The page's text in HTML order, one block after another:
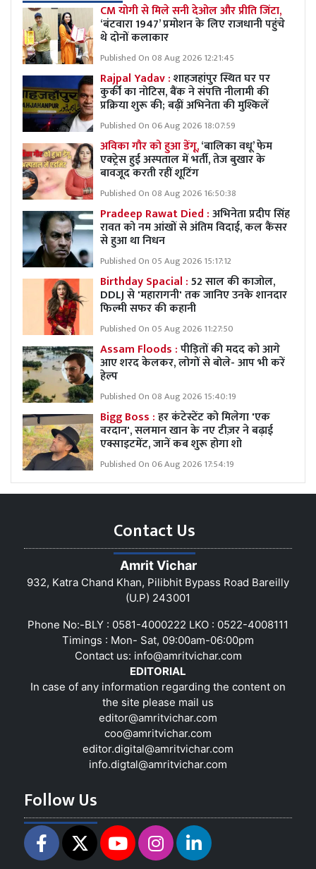
CM योगी से मिले सनी देओल और प्रीति जिंटा,
‘बंटवारा 1947’ प्रमोशन के लिए राजधानी पहुंचे
थे दोनों कलाकार
Published On 08 Aug 2026 12:21:45
Rajpal Yadav :शाहजहांपुर स्थित घर पर
कुर्की का नोटिस, बैंक ने संपत्ति नीलामी की
प्रक्रिया शुरू की; बढ़ीं अभिनेता की मुश्किलें
Published On 06 Aug 2026 18:07:59
अविका गौर को हुआ डेंगू,‘बालिका वधू’ फेम
एक्ट्रेस हुई अस्पताल में भर्ती, तेज बुखार के
बावजूद करती रहीं शूटिंग
Published On 08 Aug 2026 16:50:38
Pradeep Rawat Died :अभिनेता प्रदीप सिंह
रावत को नम आंखों से अंतिम विदाई, कल कैंसर
से हुआ था निधन
Published On 05 Aug 2026 15:17:12
Birthday Spacial :52 साल की काजोल,
DDLJ से 'महारागनी' तक जानिए उनके शानदार
फिल्मी सफर की कहानी
Published On 05 Aug 2026 11:27:50
Assam Floods :पीड़ितों की मदद को आगे
आए शरद केलकर, लोगों से बोले- आप भी करें
हेल्प
Published On 08 Aug 2026 15:40:19
Bigg Boss :हर कंटेस्टेंट को मिलेगा 'एक
वरदान', सलमान खान के नए टीज़र ने बढ़ाई
एक्साइटमेंट, जानें कब शुरू होगा शो
Published On 06 Aug 2026 17:54:19
Contact Us
Amrit Vichar
932, Katra Chand Khan, Pilibhit Bypass Road Bareilly
(U.P) 243001
Phone No:-BLY : 0581-4000222 LKO : 0522-4008111
Timings : Mon- Sat, 09:00am-06:00pm
Contact us: info@amritvichar.com
EDITORIAL
In case of any information regarding the content on
the site please mail us
editor@amritvichar.com
coo@amritvichar.com
editor.digital@amritvichar.com
info.digtal@amritvichar.com
Follow Us